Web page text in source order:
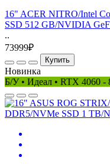
16" ACER NITRO/Intel
SSD 512 GB/NVIDIA
..
73999₽
Купить
Новинка
Б/У • Идеал • RTX 4060 -